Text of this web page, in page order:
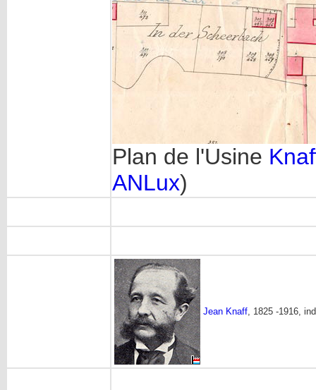
Plan de l'Usine
ANLux)
Jean Knaff, 1825 -1916,